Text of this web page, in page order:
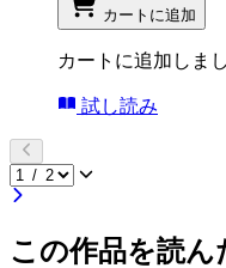
カートに追加
カートに追加しま
試し読み
この作品を読